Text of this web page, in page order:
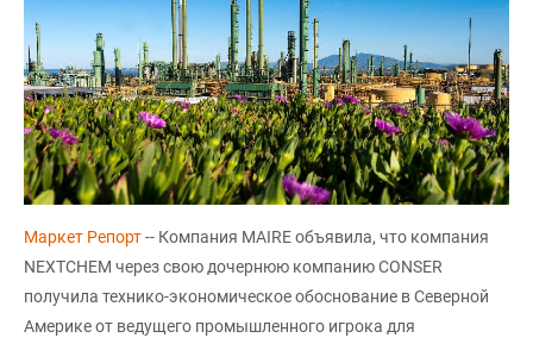
Маркет Репорт-- Компания MAIRE объявила, что компания
NEXTCHEM через свою дочернюю компанию CONSER
получила технико-экономическое обоснование в Северной
Америке от ведущего промышленного игрока для